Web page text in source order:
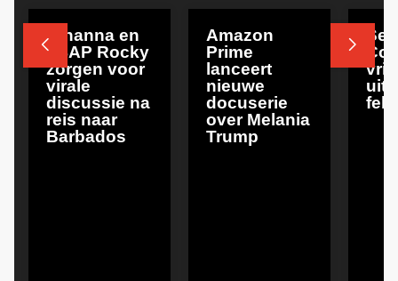
 
Rihanna en
A$AP Rocky
zorgen voor
virale
discussie na
reis naar
Barbados
Amazon
Prime
lanceert
nieuwe
docuserie
over Melania
Trump